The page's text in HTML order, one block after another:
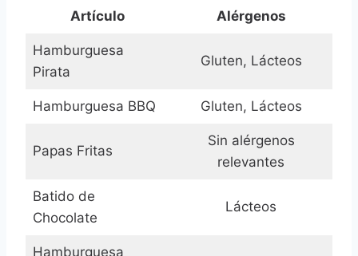
Artículo Alérgenos
Hamburguesa
Pirata
Gluten, Lácteos
Hamburguesa BBQ Gluten, Lácteos
Papas Fritas
Sin alérgenos
relevantes
Batido de
Chocolate
Lácteos
Hamburguesa